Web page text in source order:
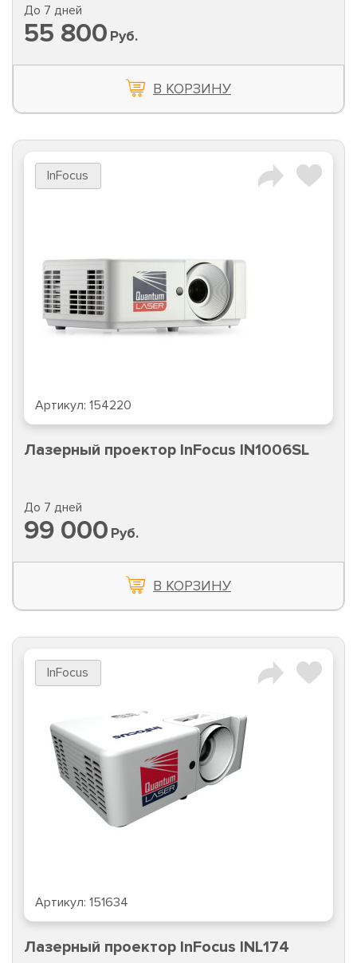
До 7 дней
55 800 Руб.
В КОРЗИНУ
InFocus
Артикул: 154220
Лазерный проектор InFocus IN1006SL
До 7 дней
99 000 Руб.
В КОРЗИНУ
InFocus
Артикул: 151634
Лазерный проектор InFocus INL174